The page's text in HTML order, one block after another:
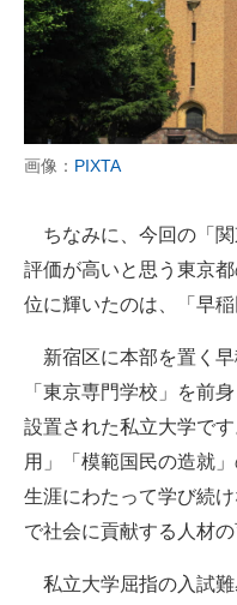
画像： PIXTA
ちなみに、今回の「
評価が高いと思う東京
位に輝いたのは、「早稲
新宿区に本部を置く早
「東京専門学校」を前
設置された私立大学で
用」「模範国民の造就
生涯にわたって学び続
で社会に貢献する人材
私立大学屈指の入試